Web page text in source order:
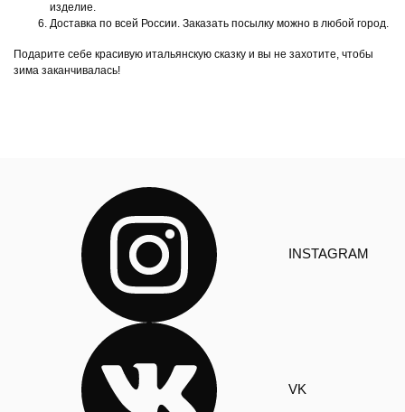
изделие.
Доставка по всей России. Заказать посылку можно в любой город.
Подарите себе красивую итальянскую сказку и вы не захотите, чтобы
зима заканчивалась!
INSTAGRAM
VK